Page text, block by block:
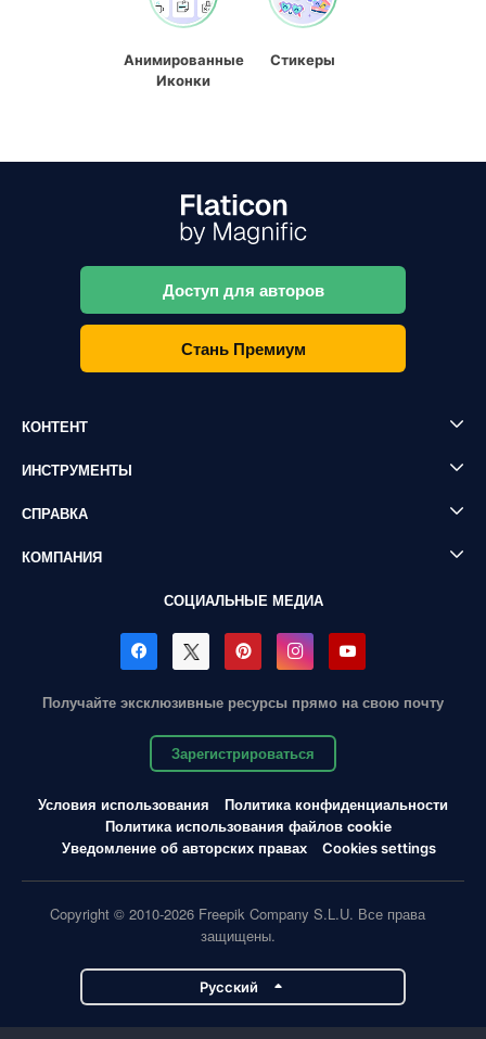
Анимированные
Иконки
Стикеры
Доступ для авторов
Стань Премиум
КОНТЕНТ
ИНСТРУМЕНТЫ
СПРАВКА
КОМПАНИЯ
СОЦИАЛЬНЫЕ МЕДИА
Получайте эксклюзивные ресурсы прямо на свою почту
Зарегистрироваться
Условия использования
Политика конфиденциальности
Политика использования файлов cookie
Уведомление об авторских правах
Cookies settings
Copyright © 2010-2026 Freepik Company S.L.U. Все права
защищены.
Pусский